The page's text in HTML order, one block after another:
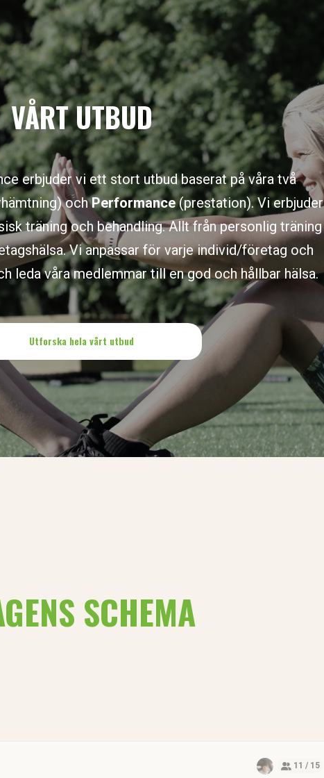
VÅRT UTBUD
erbjuder vi ett stort utbud baserat på våra två
ochPerformance(prestation). Vi erbjuder
träning och behandling. Allt från personlig träning
Vi anpassar för varje individ/företag och
leda våra medlemmar till en god och hållbar hälsa.
Utforska hela vårt utbud
SCHEMA
11 / 15